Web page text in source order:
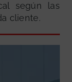
según las
cliente.